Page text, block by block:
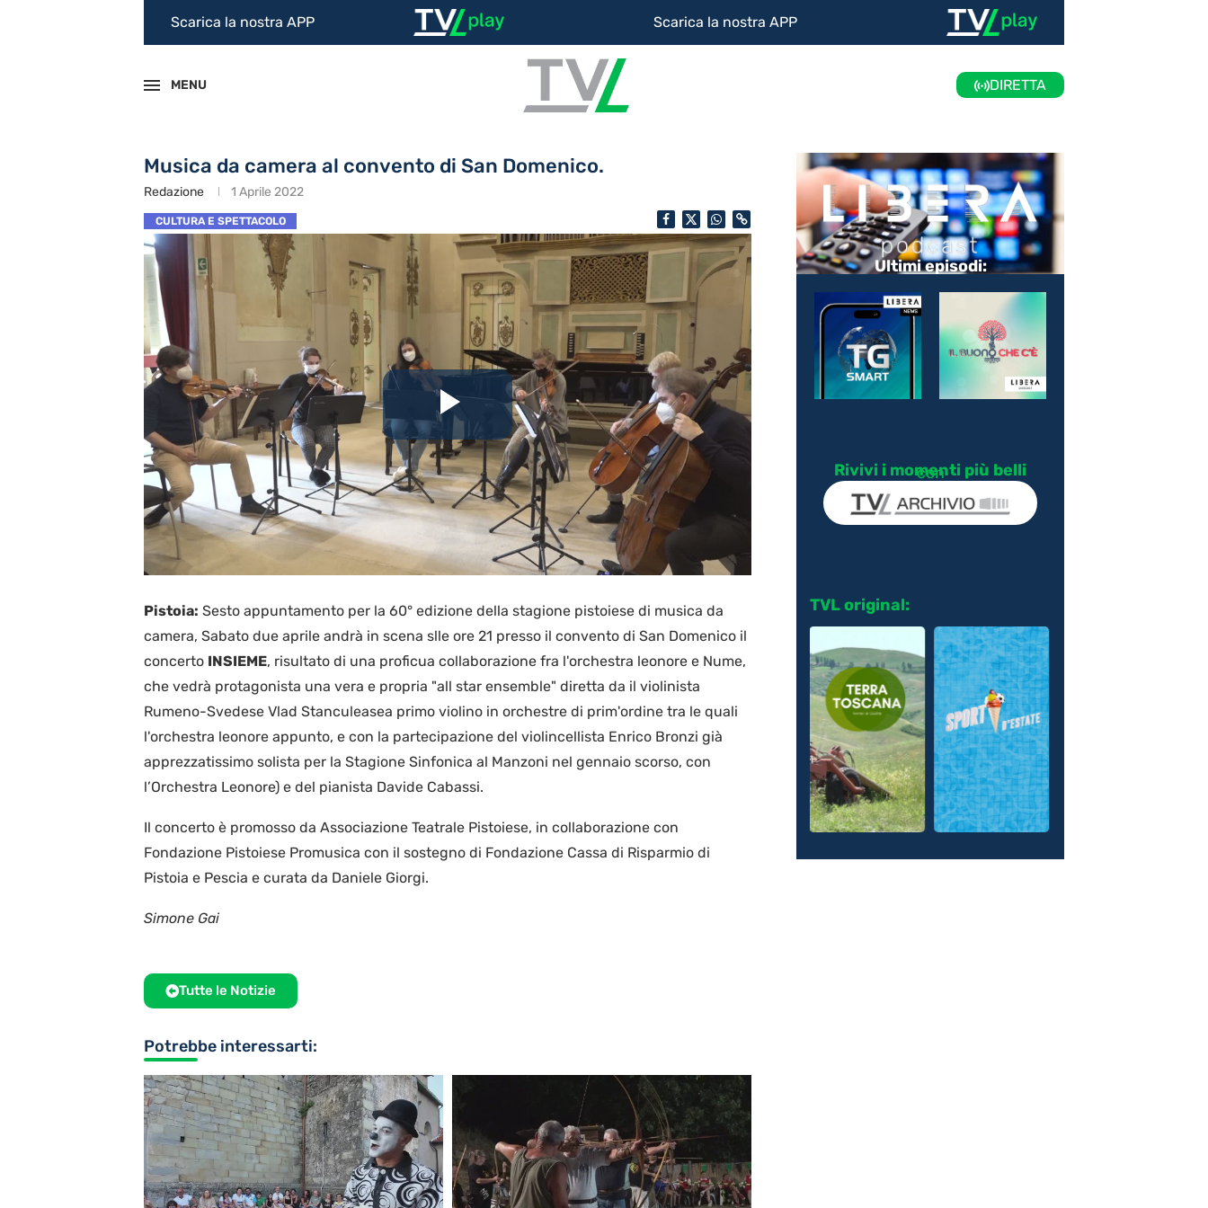
Scarica la nostra APP Scarica la nostra APP
MENU DIRETTA
Musica da camera al convento di San Domenico.
Redazione 1 Aprile 2022
CULTURA E SPETTACOLO
Riproduci
il
video
Pistoia: Sesto appuntamento per la 60° edizione della stagione pistoiese di musica da
camera, Sabato due aprile andrà in scena slle ore 21 presso il convento di San Domenico il
concerto INSIEME, risultato di una proficua collaborazione fra l'orchestra leonore e Nume,
che vedrà protagonista una vera e propria "all star ensemble" diretta da il violinista
Rumeno-Svedese Vlad Stanculeasea primo violino in orchestre di prim'ordine tra le quali
l'orchestra leonore appunto, e con la partecipazione del violincellista Enrico Bronzi già
apprezzatissimo solista per la Stagione Sinfonica al Manzoni nel gennaio scorso, con
l’Orchestra Leonore) e del pianista Davide Cabassi.
Il concerto è promosso da Associazione Teatrale Pistoiese, in collaborazione con
Fondazione Pistoiese Promusica con il sostegno di Fondazione Cassa di Risparmio di
Pistoia e Pescia e curata da Daniele Giorgi.
Simone Gai
Tutte le Notizie
Potrebbe interessarti:
Ultimi episodi:
Rivivi i momenti più belli
con
TVL original: